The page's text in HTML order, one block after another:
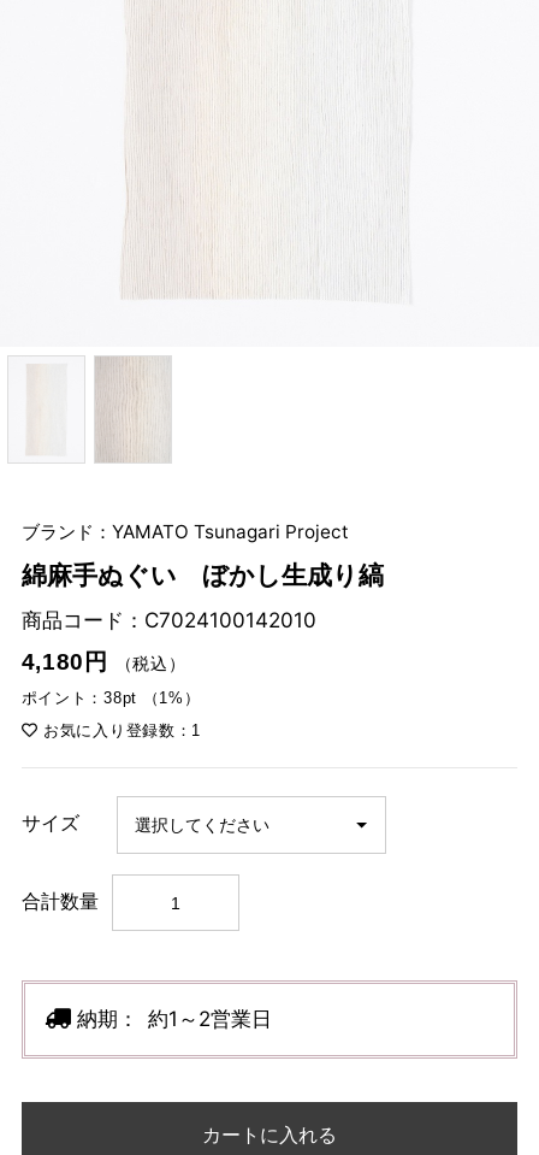
ブランド：YAMATO Tsunagari Project
綿麻手ぬぐい ぼかし生成り縞
商品コード： C7024100142010
4,180円
（税込）
ポイント：38pt （1%）
お気に入り登録数：1
サイズ
合計数量
納期： 約1～2営業日
カートに入れる